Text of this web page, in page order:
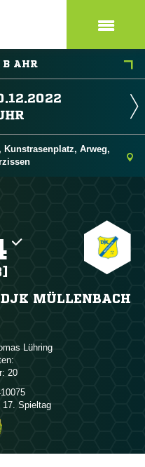
B AHR
Kunstrasenplatz, Arweg,
DJK MÜLLENBACH

20
17. Spieltag